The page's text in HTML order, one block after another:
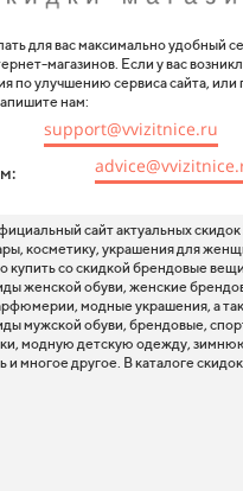
для вас максимально удобный
магазинов. Если у вас
по улучшению сервиса сайта, или
нам:
support@vvizitnice.ru
сайт актуальных
косметику, украшения для
купить со скидкой брендовые
женской обуви, женские
модные украшения, а
мужской обуви, брендовые,
модную детскую одежду,
многое другое. В каталоге